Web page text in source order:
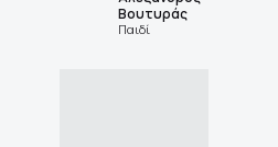
Βουτυράς
Παιδί